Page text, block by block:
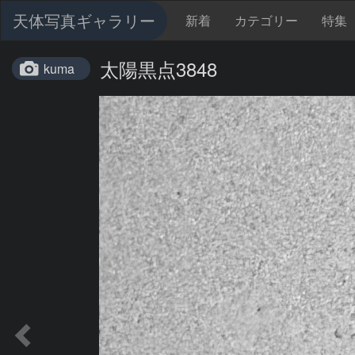
天体写真ギャラリー 新着 カテゴリー 特集
kuma 太陽黒点3848